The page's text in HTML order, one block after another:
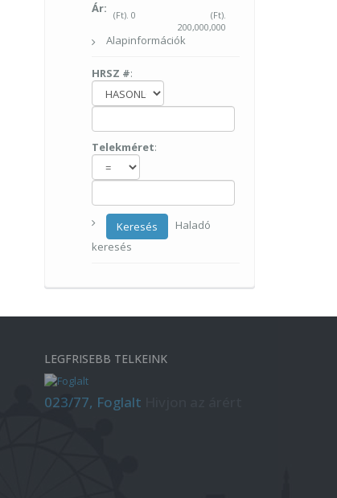
Ár: (Ft). 0
(Ft).
200,000,000
Alapinformációk
HRSZ #:
Telekméret:
Keresés
Haladó
keresés
LEGFRISEBB TELKEINK
023/77, Foglalt